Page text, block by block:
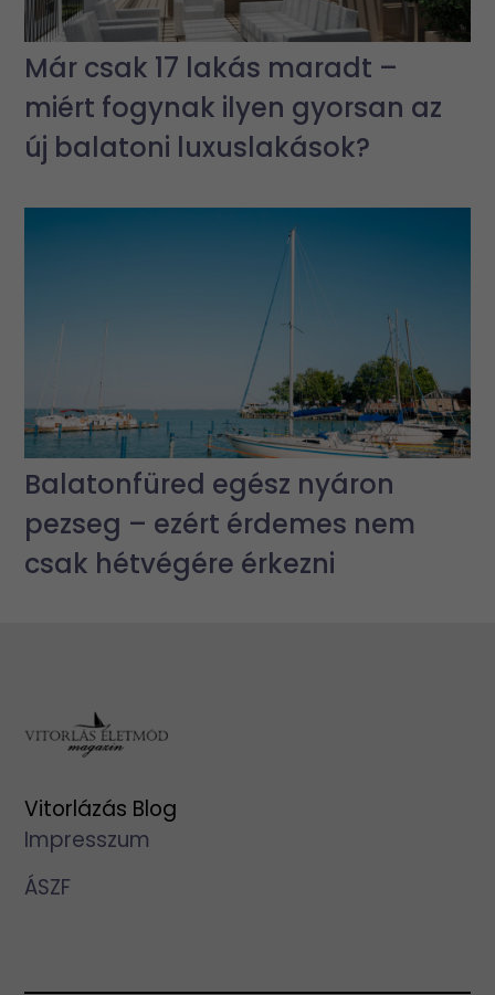
Már csak 17 lakás maradt –
miért fogynak ilyen gyorsan az
új balatoni luxuslakások?
Balatonfüred egész nyáron
pezseg – ezért érdemes nem
csak hétvégére érkezni
Vitorlázás Blog
Impresszum
ÁSZF